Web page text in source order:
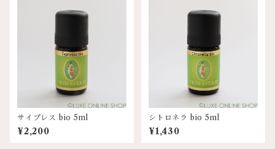
サイプレス bio 5ml
¥2,200
シトロネラ bio 5ml
¥1,430